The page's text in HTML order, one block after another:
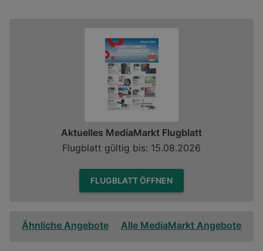
Aktuelles MediaMarkt Flugblatt
Flugblatt gültig bis: 15.08.2026
FLUGBLATT ÖFFNEN
Ähnliche Angebote Alle MediaMarkt Angebote